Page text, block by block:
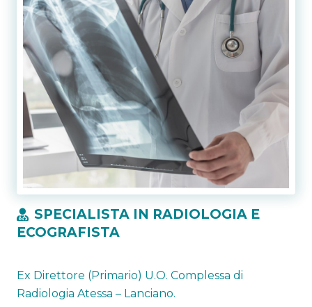
SPECIALISTA IN RADIOLOGIA E
ECOGRAFISTA
Ex Direttore (Primario) U.O. Complessa di
Radiologia Atessa – Lanciano.